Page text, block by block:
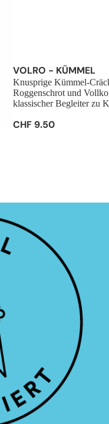
VOLRO - KÜMMEL
Knusprige Kümmel-
Roggenschrot und
klassischer Begleiter zu
CHF 9.50